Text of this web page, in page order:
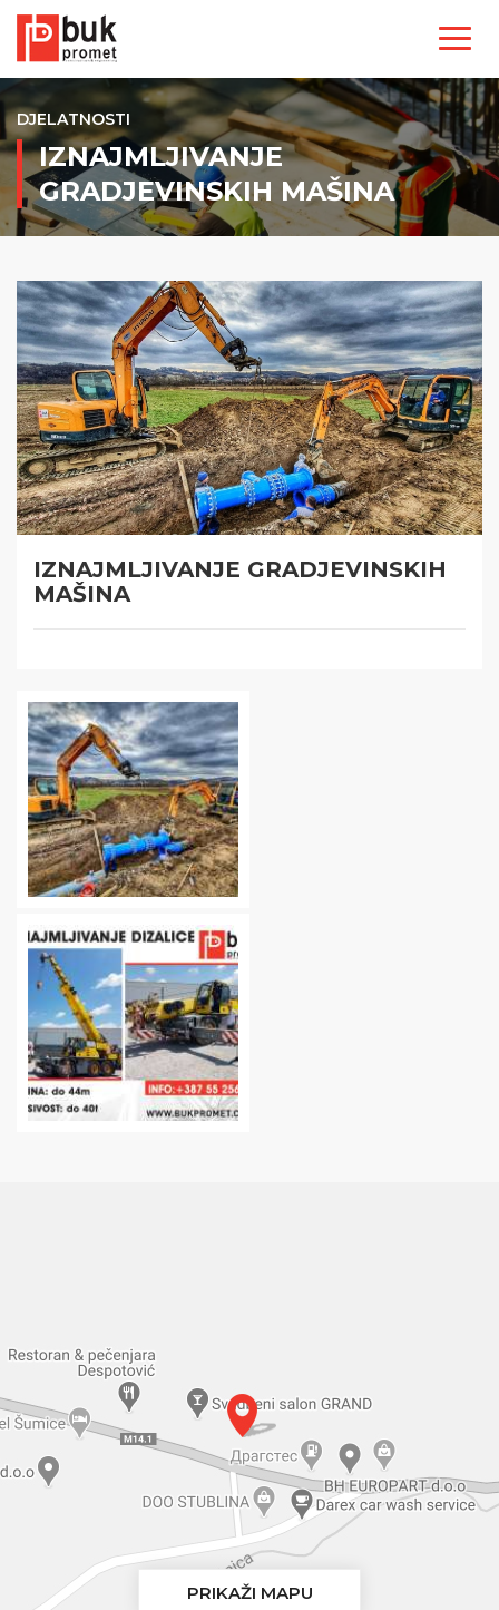
DJELATNOSTI
IZNAJMLJIVANJE
GRADJEVINSKIH MAŠINA
IZNAJMLJIVANJE GRADJEVINSKIH
MAŠINA
PRIKAŽI MAPU